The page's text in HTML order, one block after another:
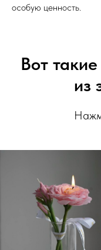
особую ценность.
Вот
из